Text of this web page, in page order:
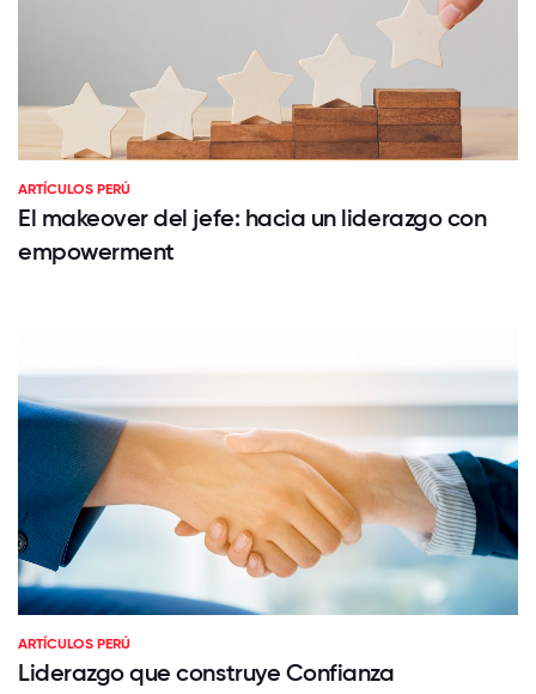
ARTÍCULOS PERÚ
El makeover del jefe: hacia un liderazgo con
empowerment
ARTÍCULOS PERÚ
Liderazgo que construye Confianza